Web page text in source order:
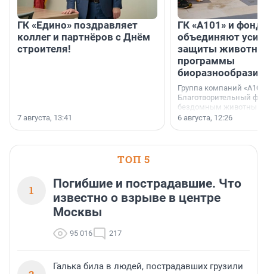
ГК «Едино» поздравляет
коллег и партнёров с Днём
строителя!
7 августа, 13:41
ГК «А101» и фонд
объединяют
защиты
программы
биоразнообразия
Группа компаний
Благотворительный
бездомным животным
заключили соглашение
6 августа, 12:26
ТОП 5
1
Погибшие и пострадавшие. Что
известно о взрыве в центре
Москвы
95 016 217
Галька била в людей, пострадавших грузили